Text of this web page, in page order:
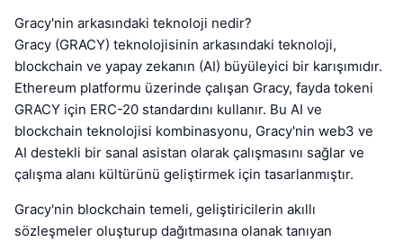
Gracy'nin arkasındaki teknoloji nedir?
Gracy (GRACY) teknolojisinin arkasındaki teknoloji,
blockchain ve yapay zekanın (AI) büyüleyici bir karışımıdır.
Ethereum platformu üzerinde çalışan Gracy, fayda tokeni
GRACY için ERC-20 standardını kullanır. Bu AI ve
blockchain teknolojisi kombinasyonu, Gracy'nin web3 ve
AI destekli bir sanal asistan olarak çalışmasını sağlar ve
çalışma alanı kültürünü geliştirmek için tasarlanmıştır.
Gracy'nin blockchain temeli, geliştiricilerin akıllı
sözleşmeler oluşturup dağıtmasına olanak tanıyan